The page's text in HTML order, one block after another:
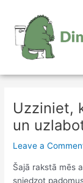
content
Uzziniet,
un
Leave a
Šajā rakstā mēs
sniedzot